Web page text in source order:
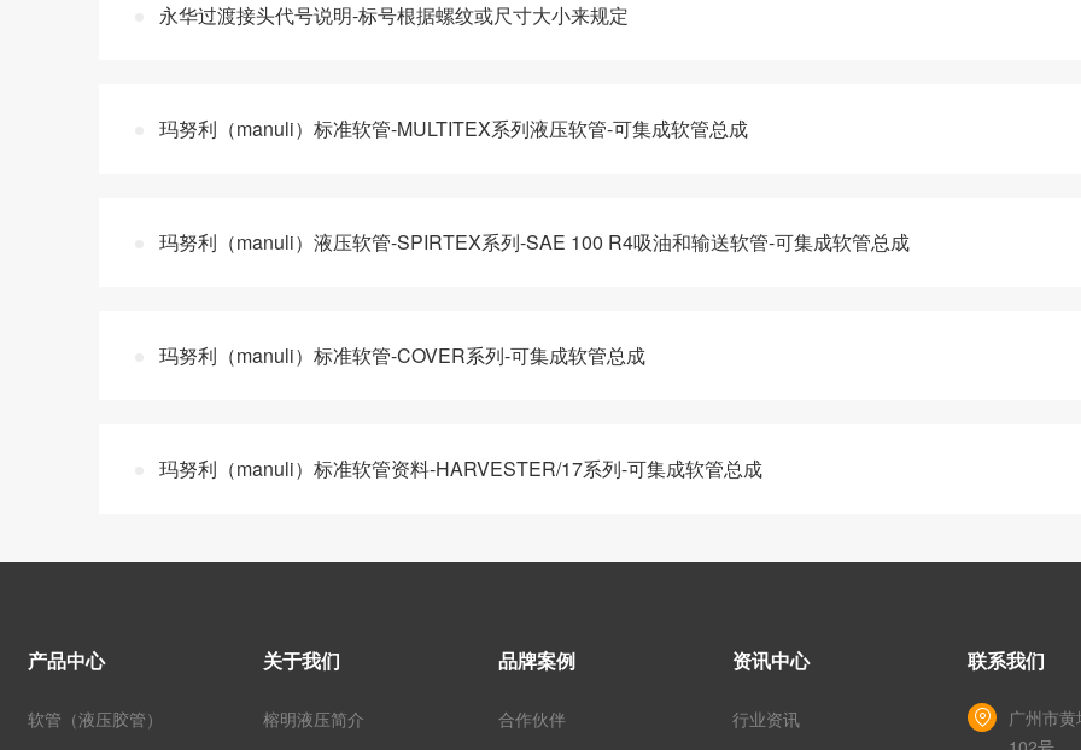
永华过渡接头代号说明-标号根据螺纹或尺寸大小来规定
玛努利（manuli）标准软管-MULTITEX系列液压软管-可集成软管总成
玛努利（manuli）液压软管-SPIRTEX系列-SAE 100 R4吸油和输送软管-可集成软管总成
玛努利（manuli）标准软管-COVER系列-可集成软管总成
玛努利（manuli）标准软管资料-HARVESTER/17系列-可集成软管总成
产品中心
软管（液压胶管）
关于我们
榕明液压简介
品牌案例
合作伙伴
资讯中心
行业资讯
联系我们
广州市